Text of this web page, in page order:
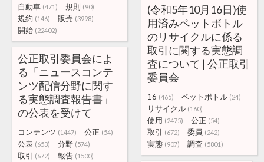
自動車 (471) 規則 (90)
規約 (146) 販売 (3998)
開始 (22402)
(令和5年10月16日)使
用済みペットボトル
のリサイクルに係る
取引に関する実態調
査について | 公正取引
委員会
16 (465) ペットボトル (24)
リサイクル (160)
使用 (2475) 公正 (54)
取引 (672) 委員 (242)
実態 (907) 調査 (5801)
公正取引委員会によ
る「ニュースコンテ
ンツ配信分野に関す
る実態調査報告書」
の公表を受けて
コンテンツ (1447) 公正 (54)
公表 (653) 分野 (574)
取引 (672) 報告 (1500)